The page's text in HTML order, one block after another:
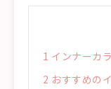
1 インナーカ
2 おすすめの